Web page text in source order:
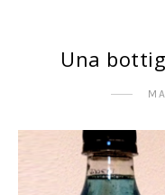
Una